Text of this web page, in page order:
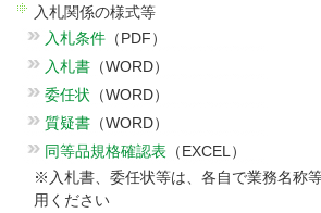
入札関係の様式等
入札条件 （PDF）
入札書 （WORD）
委任状 （WORD）
質疑書 （WORD）
同等品規格確認表 （EXCEL）
※入札書、委任状等は、各自で業務名称
用ください